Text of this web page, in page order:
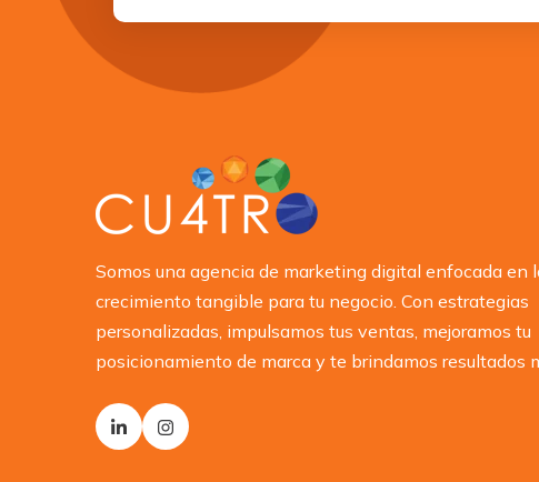
Somos una agencia de marketing digital enfocada en
crecimiento tangible para tu negocio. Con estrategias
personalizadas, impulsamos tus ventas, mejoramos tu
posicionamiento de marca y te brindamos resultados